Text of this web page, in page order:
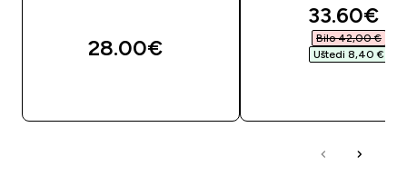
28.00€‎
33.60€‎
Bilo 42,00 €‎
Uštedi 8,40 €‎